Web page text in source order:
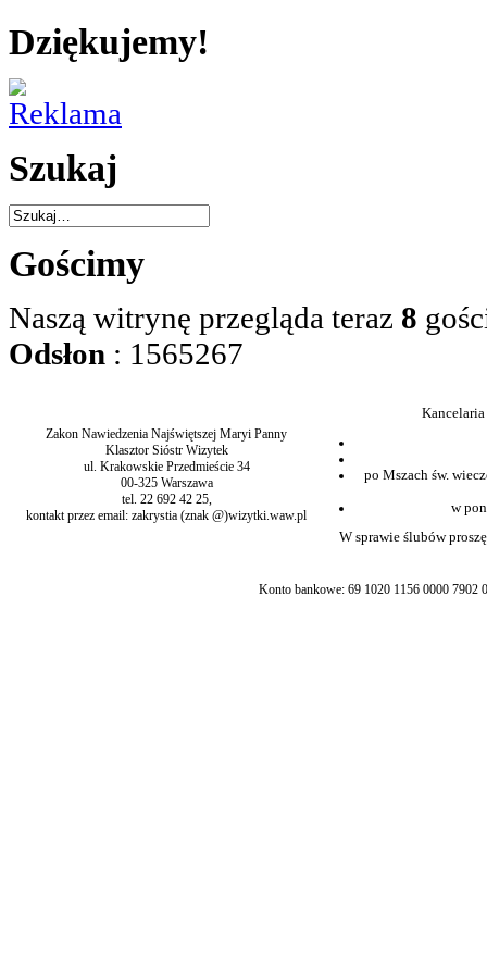
Dziękujemy!
Szukaj
Gościmy
Naszą witrynę przegląda teraz 8
Odsłon : 1565267
Zakon Nawiedzenia Najświętszej Maryi Panny
Klasztor Sióstr Wizytek
ul. Krakowskie Przedmieście 34
00-325 Warszawa
tel. 22 692 42 25,
kontakt przez email: zakrystia (znak @)wizytki.waw.pl
po Mszach św.
w
W sprawie ślubów
Konto bankowe: 69 1020 1156 0000 7902